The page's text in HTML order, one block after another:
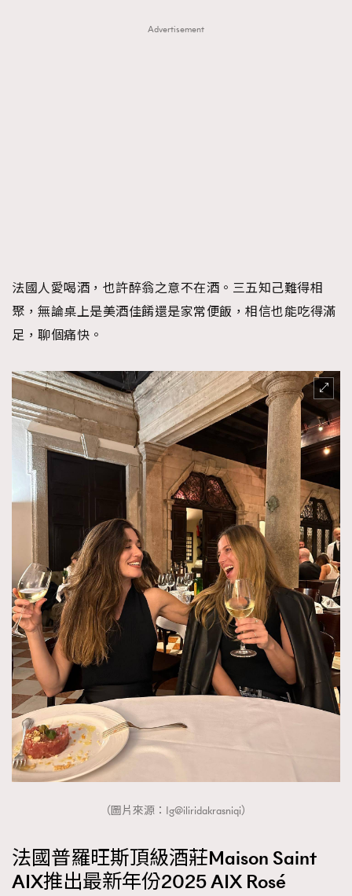
Advertisement
法國人愛喝酒，也許醉翁之意不在酒。三五知己難得相
聚，無論桌上是美酒佳餚還是家常便飯，相信也能吃得滿
足，聊個痛快。
（圖片來源：Ig@iliridakrasniqi）
法國普羅旺斯頂級酒莊Maison Saint
AIX推出最新年份2025 AIX Rosé